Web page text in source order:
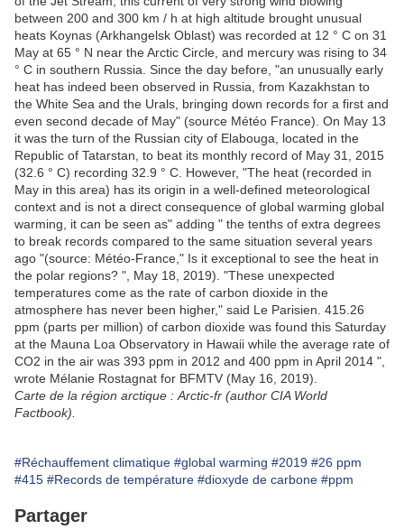
between 200 and 300 km / h at high altitude brought unusual
heats Koynas (Arkhangelsk Oblast) was recorded at 12 ° C on 31
May at 65 ° N near the Arctic Circle, and mercury was rising to 34
° C in southern Russia. Since the day before, "an unusually early
heat has indeed been observed in Russia, from Kazakhstan to
the White Sea and the Urals, bringing down records for a first and
even second decade of May" (source Météo France). On May 13
it was the turn of the Russian city of Elabouga, located in the
Republic of Tatarstan, to beat its monthly record of May 31, 2015
(32.6 ° C) recording 32.9 ° C. However, "The heat (recorded in
May in this area) has its origin in a well-defined meteorological
context and is not a direct consequence of global warming global
warming, it can be seen as" adding " the tenths of extra degrees
to break records compared to the same situation several years
ago "(source: Météo-France," Is it exceptional to see the heat in
the polar regions? ", May 18, 2019). "These unexpected
temperatures come as the rate of carbon dioxide in the
atmosphere has never been higher," said Le Parisien. 415.26
ppm (parts per million) of carbon dioxide was found this Saturday
at the Mauna Loa Observatory in Hawaii while the average rate of
CO2 in the air was 393 ppm in 2012 and 400 ppm in April 2014 ",
wrote Mélanie Rostagnat for BFMTV (May 16, 2019).
Carte de la région arctique : Arctic-fr (author CIA World
Factbook).
#Réchauffement climatique #global warming #2019 #26 ppm
#415 #Records de température #dioxyde de carbone #ppm
Partager